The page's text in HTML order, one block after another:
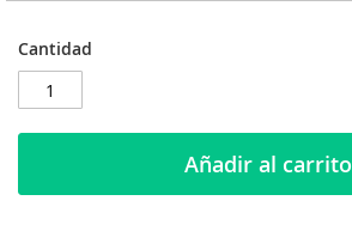
Cantidad
Añadir al carrito